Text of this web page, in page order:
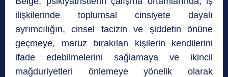
ilişkilerinde toplumsal cinsiyete dayalı
ayrımcılığın, cinsel tacizin ve şiddetin önüne
geçmeye, maruz bırakılan kişilerin kendilerini
ifade edebilmelerini sağlamaya ve ikincil
mağduriyetleri önlemeye yönelik olarak